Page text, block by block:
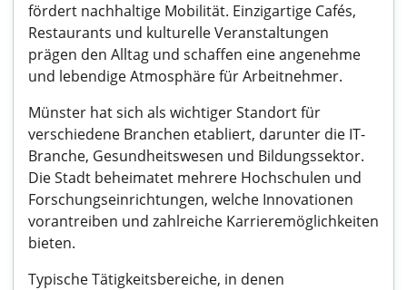
fördert nachhaltige Mobilität. Einzigartige Cafés,
Restaurants und kulturelle Veranstaltungen
prägen den Alltag und schaffen eine angenehme
und lebendige Atmosphäre für Arbeitnehmer.
Münster hat sich als wichtiger Standort für
verschiedene Branchen etabliert, darunter die IT-
Branche, Gesundheitswesen und Bildungssektor.
Die Stadt beheimatet mehrere Hochschulen und
Forschungseinrichtungen, welche Innovationen
vorantreiben und zahlreiche Karrieremöglichkeiten
bieten.
Typische Tätigkeitsbereiche, in denen